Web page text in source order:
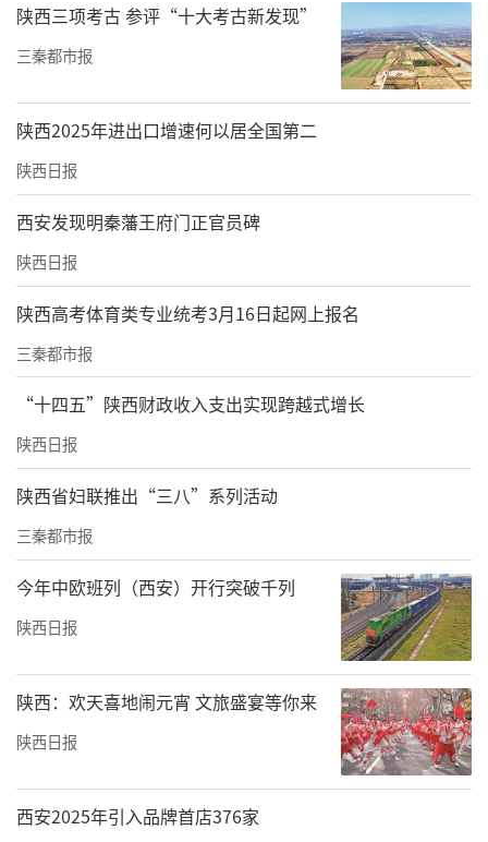
陕西三项考古 参评“十大考古新发现”
三秦都市报
陕西2025年进出口增速何以居全国第二
陕西日报
西安发现明秦藩王府门正官员碑
陕西日报
陕西高考体育类专业统考3月16日起网上报名
三秦都市报
“十四五”陕西财政收入支出实现跨越式增长
陕西日报
陕西省妇联推出“三八”系列活动
三秦都市报
今年中欧班列（西安）开行突破千列
陕西日报
陕西：欢天喜地闹元宵 文旅盛宴等你来
陕西日报
西安2025年引入品牌首店376家